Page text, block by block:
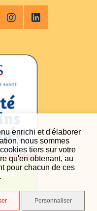
enrichi et d'élaborer
nous sommes
tiers sur votre
qu'en obtenant, au
pour chacun de ces
Personnaliser